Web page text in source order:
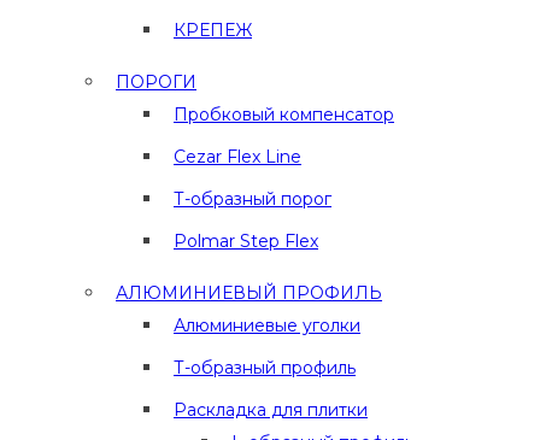
КРЕПЕЖ
ПОРОГИ
Пробковый компенсатор
Cezar Flex Line
Т-образный порог
Polmar Step Flex
АЛЮМИНИЕВЫЙ ПРОФИЛЬ
Алюминиевые уголки
Т-образный профиль
Раскладка для плитки